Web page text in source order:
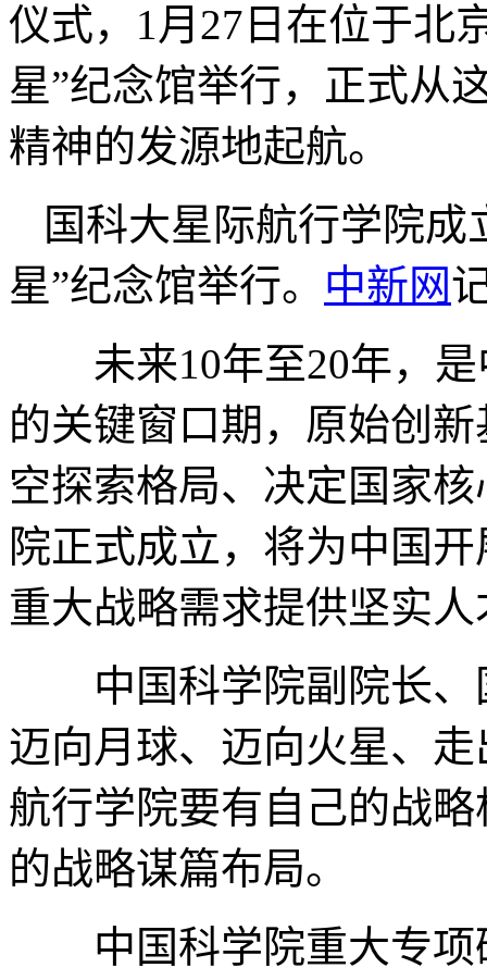
仪式，1月27日在位于北
星”纪念馆举行，正式从
精神的发源地起航。
国科大星际航行学院
星”纪念馆举行。 中新网
未来10年至20年，是
的关键窗口期，原始创
空探索格局、决定国家
院正式成立，将为中国
重大战略需求提供坚实
中国科学院副院长、
迈向月球、迈向火星、
航行学院要有自己的战
的战略谋篇布局。
中国科学院重大专项